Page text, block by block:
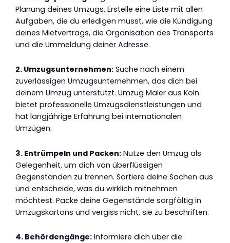
Planung deines Umzugs. Erstelle eine Liste mit allen
Aufgaben, die du erledigen musst, wie die Kündigung
deines Mietvertrags, die Organisation des Transports
und die Ummeldung deiner Adresse.
2. Umzugsunternehmen: Suche nach einem
zuverlässigen Umzugsunternehmen, das dich bei
deinem Umzug unterstützt. Umzug Maier aus Köln
bietet professionelle Umzugsdienstleistungen und
hat langjährige Erfahrung bei internationalen
Umzügen.
3. Entrümpeln und Packen: Nutze den Umzug als
Gelegenheit, um dich von überflüssigen
Gegenständen zu trennen. Sortiere deine Sachen aus
und entscheide, was du wirklich mitnehmen
möchtest. Packe deine Gegenstände sorgfältig in
Umzugskartons und vergiss nicht, sie zu beschriften.
4. Behördengänge: Informiere dich über die